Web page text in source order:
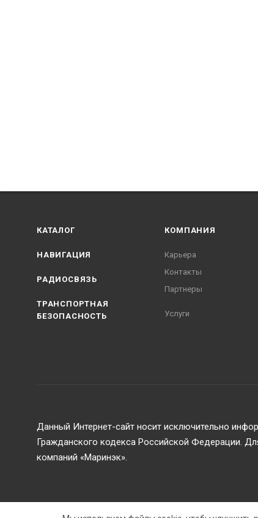
КАТАЛОГ
НАВИГАЦИЯ
РАДИОСВЯЗЬ
ТРАНСПОРТНАЯ
БЕЗОПАСНОСТЬ
КОМПАНИЯ
Карьера
Контакты
Партнеры
Услуги
Данный Интернет-сайт носит исключительно
Гражданского кодекса Российской Федерации.
компаний «Маринэк».